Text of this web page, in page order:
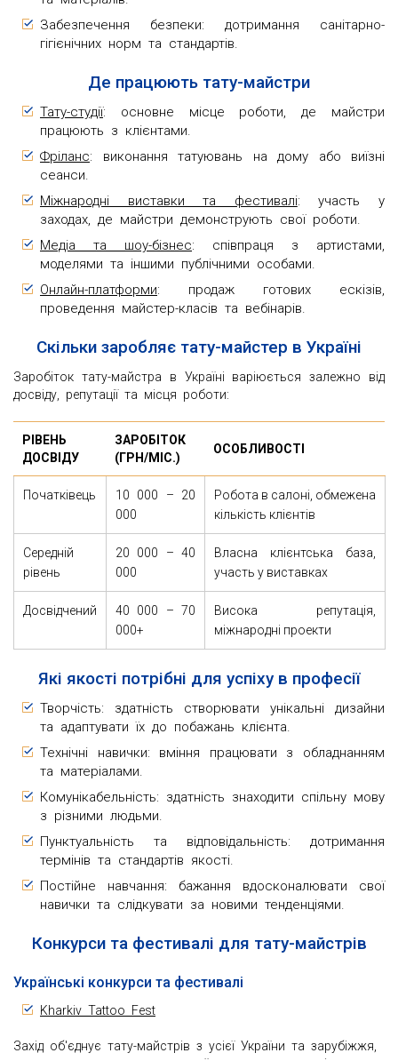
Забезпечення безпеки: дотримання санітарно-
гігієнічних норм та стандартів.
Де працюють тату-майстри
Тату-студії: основне місце роботи, де майстри
працюють з клієнтами.
Фріланс: виконання татуювань на дому або виїзні
сеанси.
Міжнародні виставки та фестивалі: участь у
заходах, де майстри демонструють свої роботи.
Медіа та шоу-бізнес: співпраця з артистами,
моделями та іншими публічними особами.
Онлайн-платформи: продаж готових ескізів,
проведення майстер-класів та вебінарів.
Скільки заробляє тату-майстер в Україні
Заробіток тату-майстра в Україні варіюється залежно від
досвіду, репутації та місця роботи:
РІВЕНЬ
ДОСВІДУ
ЗАРОБІТОК
(ГРН/МІС.)
ОСОБЛИВОСТІ
Початківець
10 000 – 20
000
Робота в салоні, обмежена
кількість клієнтів
Середній
рівень
20 000 – 40
000
Власна клієнтська база,
участь у виставках
Досвідчений
40 000 – 70
000+
Висока репутація,
міжнародні проекти
Які якості потрібні для успіху в професії
Творчість: здатність створювати унікальні дизайни
та адаптувати їх до побажань клієнта.
Технічні навички: вміння працювати з обладнанням
та матеріалами.
Комунікабельність: здатність знаходити спільну мову
з різними людьми.
Пунктуальність та відповідальність: дотримання
термінів та стандартів якості.
Постійне навчання: бажання вдосконалювати свої
навички та слідкувати за новими тенденціями.
Конкурси та фестивалі для тату-майстрів
Українські конкурси та фестивалі
Kharkiv Tattoo Fest
Захід об'єднує тату-майстрів з усієї України та зарубіжжя,